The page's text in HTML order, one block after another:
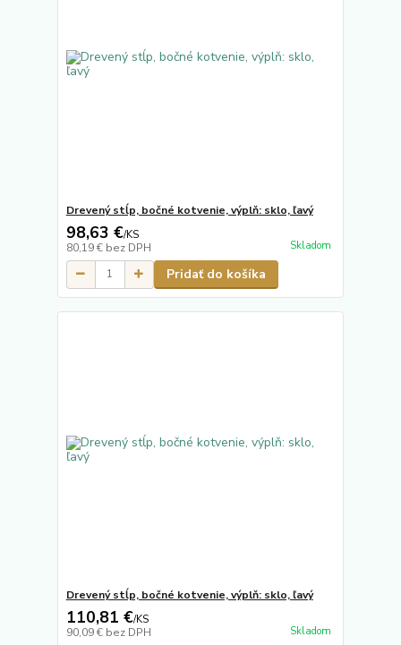
Drevený stĺp, bočné kotvenie, výplň: sklo, ľavý
98,63 €/KS
80,19 € bez DPH Skladom
Pridať do košíka
Drevený stĺp, bočné kotvenie, výplň: sklo, ľavý
110,81 €/KS
90,09 € bez DPH Skladom